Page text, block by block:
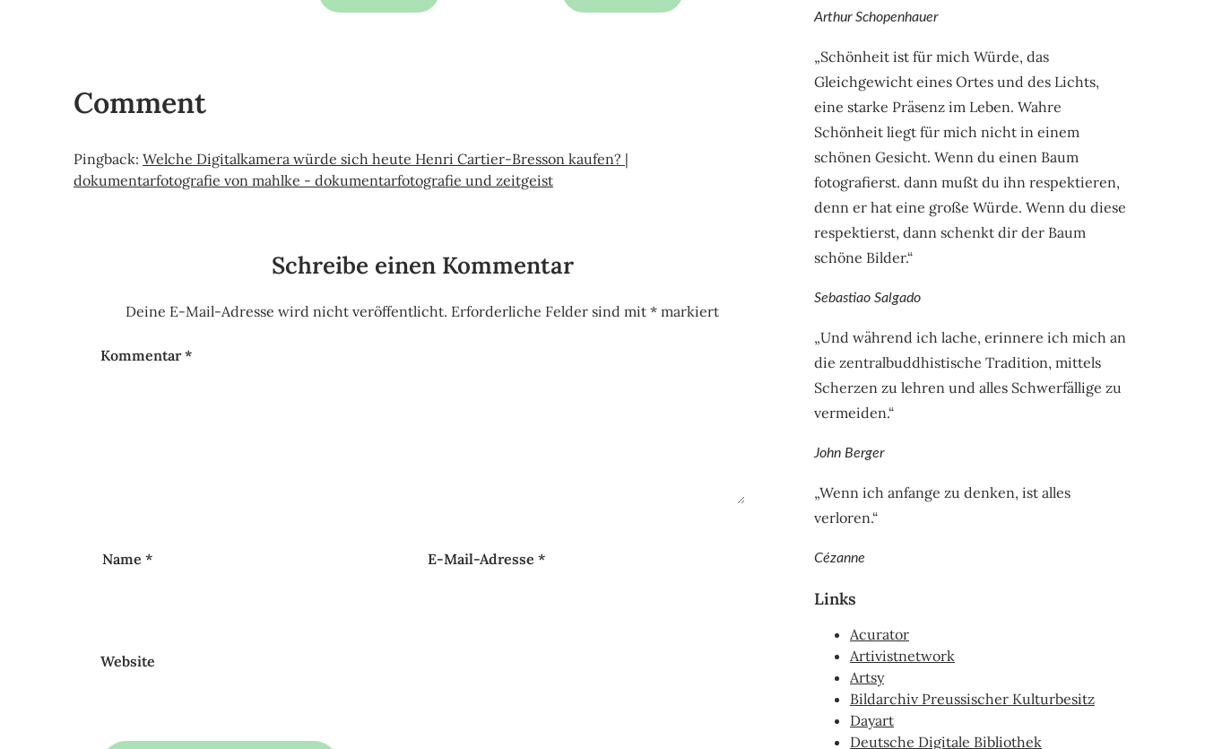
Comment
Pingback: Welche Digitalkamera würde sich heute Henri Cartier-Bresson kaufen? |
dokumentarfotografie von mahlke - dokumentarfotografie und zeitgeist
Schreibe einen Kommentar
Deine E-Mail-Adresse wird nicht veröffentlicht. Erforderliche Felder sind mit* markiert
Kommentar*
Name * E-Mail-Adresse *
Website
Arthur Schopenhauer
„Schönheit ist für mich Würde, das
Gleichgewicht eines Ortes und des Lichts,
eine starke Präsenz im Leben. Wahre
Schönheit liegt für mich nicht in einem
schönen Gesicht. Wenn du einen Baum
fotografierst. dann mußt du ihn respektieren,
denn er hat eine große Würde. Wenn du diese
respektierst, dann schenkt dir der Baum
schöne Bilder.“
Sebastiao Salgado
„Und während ich lache, erinnere ich mich an
die zentralbuddhistische Tradition, mittels
Scherzen zu lehren und alles Schwerfällige zu
vermeiden.“
John Berger
„Wenn ich anfange zu denken, ist alles
verloren.“
Cézanne
Links
Acurator
Artivistnetwork
Artsy
Bildarchiv Preussischer Kulturbesitz
Dayart
Deutsche Digitale Bibliothek